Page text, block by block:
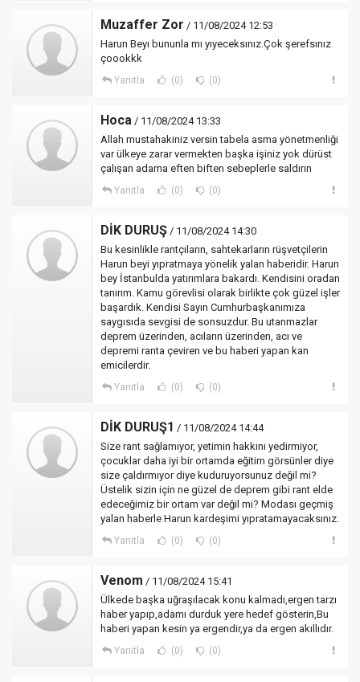
Muzaffer Zor / 11/08/2024 12:53
Harun Beyı bununla mı yıyeceksınız.Çok şerefsınız
çoookkk
Yanıtla (0) (0)
Hoca / 11/08/2024 13:33
Allah mustahakiniz versin tabela asma yönetmenliği
var ülkeye zarar vermekten başka işiniz yok dürüst
çalışan adama eften biften sebeplerle saldırın
Yanıtla (0) (0)
DİK DURUŞ / 11/08/2024 14:30
Bu kesinlikle rantçıların, sahtekarların rüşvetçilerin
Harun beyi yıpratmaya yönelik yalan haberidir. Harun
bey İstanbulda yatırımlara bakardı. Kendisini oradan
tanırım. Kamu görevlisi olarak birlikte çok güzel işler
başardık. Kendisi Sayın Cumhurbaşkanımıza
saygısıda sevgisi de sonsuzdur. Bu utanmazlar
deprem üzerinden, acıların üzerinden, acı ve
depremi ranta çeviren ve bu haberi yapan kan
emicilerdir.
Yanıtla (0) (0)
DİK DURUŞ1 / 11/08/2024 14:44
Size rant sağlamıyor, yetimin hakkını yedirmiyor,
çocuklar daha iyi bir ortamda eğitim görsünler diye
size çaldırmıyor diye kuduruyorsunuz değil mi?
Üstelik sizin için ne güzel de deprem gibi rant elde
edeceğimiz bir ortam var değil mi? Modası geçmiş
yalan haberle Harun kardeşimi yıpratamayacaksınız.
Yanıtla (0) (0)
Venom / 11/08/2024 15:41
Ülkede başka uğraşılacak konu kalmadı,ergen tarzı
haber yapıp,adamı durduk yere hedef gösterin,Bu
haberi yapan kesin ya ergendir,ya da ergen akıllıdır.
Yanıtla (0) (0)